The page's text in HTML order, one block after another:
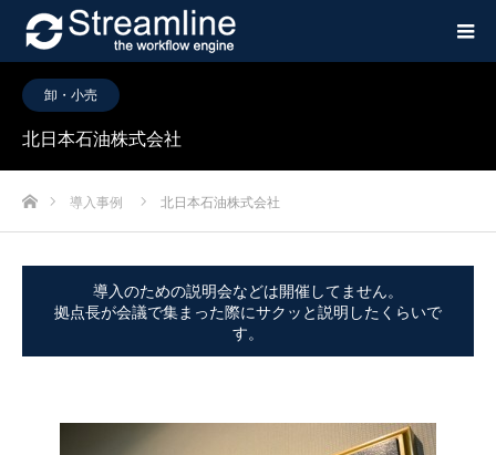
卸・小売
北日本石油株式会社
ホーム導入事例 北日本石油株式会社
導入のための説明会などは開催してません。
拠点長が会議で集まった際にサクッと説明したくらいで
す。